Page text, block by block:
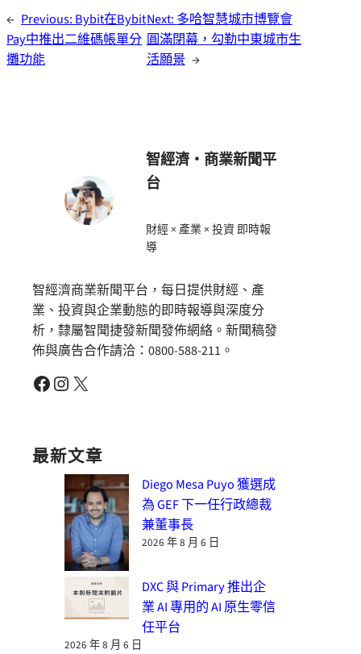
← Previous: Bybit在Bybit
Pay中推出二維碼帳單分
攤功能
Next: 多哈智慧城市博覽會
圓滿閉幕，勾勒中東城市生
活願景 →
智經濟・商業新聞平
台
財經 × 產業 × 投資 即時報
導
智經濟商業新聞平台，每日提供財經、產
業、投資與企業動態的即時報導與深度分
析，隸屬智聞捷發新聞發佈網絡。新聞稿發
佈與廣告合作請洽：0800-588-211。
Facebook Instagram X
最新文章
Diego Mesa Puyo 獲選成
為 GEF 下一任行政總裁
兼董事長
2026 年 8 月 6 日
DXC 與 Primary 推出企
業 AI 專用的 AI 原生零信
任平台
2026 年 8 月 6 日